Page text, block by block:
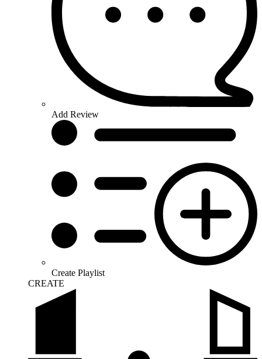
Add Review
Create Playlist
CREATE